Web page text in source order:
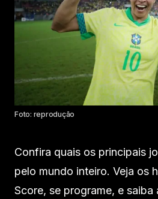
Foto: reprodução
Confira quais os principais
pelo mundo inteiro. Veja os
Score, se programe, e saiba